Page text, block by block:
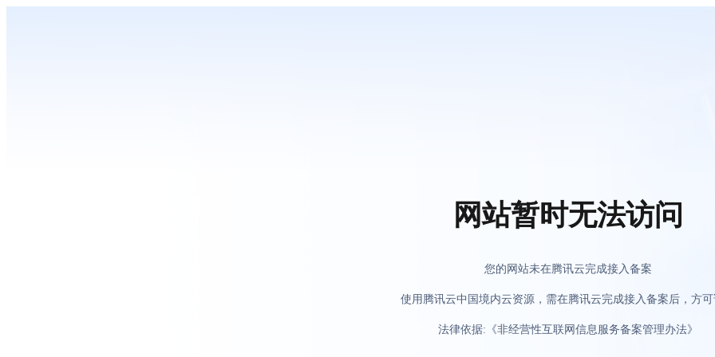
网站暂时无法访问
您的网站未在腾讯云完成接入备案
使用腾讯云中国境内云资源，需在腾讯云完成接入备案后，方
法律依据:《非经营性互联网信息服务备案管理办法》